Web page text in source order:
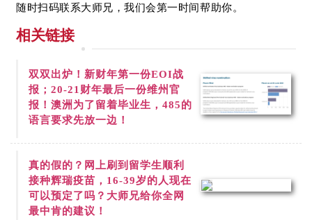
随时扫码联系大师兄，我们会第一时间帮助你。
相关链接
双双出炉！新财年第一份EOI战
报；20-21财年最后一份维州官
报！澳洲为了留着毕业生，485的
语言要求先放一边！
真的假的？网上刷到 留学生顺利
接种辉瑞疫苗，16-39岁的人现在
可以预定了吗？大师兄给你全网
最中肯的建议！